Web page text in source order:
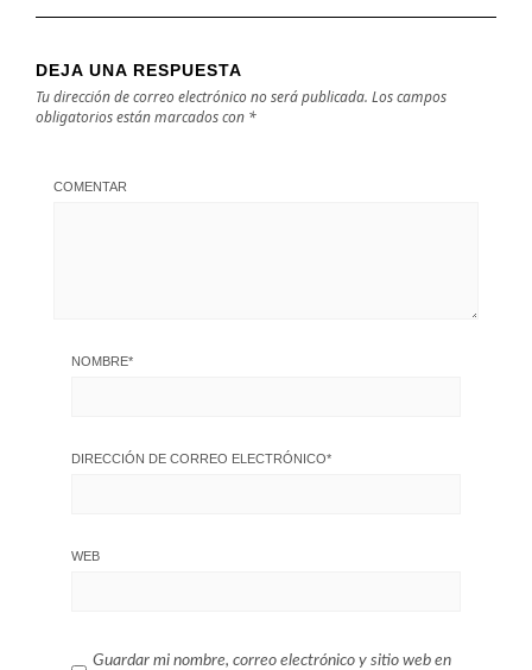
DEJA UNA RESPUESTA
Tu dirección de correo electrónico no será publicada. Los campos
obligatorios están marcados con *
COMENTAR
NOMBRE*
DIRECCIÓN DE CORREO ELECTRÓNICO*
WEB
Guardar mi nombre, correo electrónico y sitio web en